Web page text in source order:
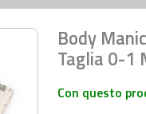
Body
Taglia 0-1
Con questo